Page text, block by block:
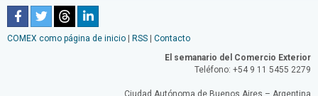
COMEX como página de inicio | RSS | Contacto
El semanario del Comercio Exterior
Teléfono: +54 9 11 5455 2279
Ciudad Autónoma de Buenos Aires – Argentina